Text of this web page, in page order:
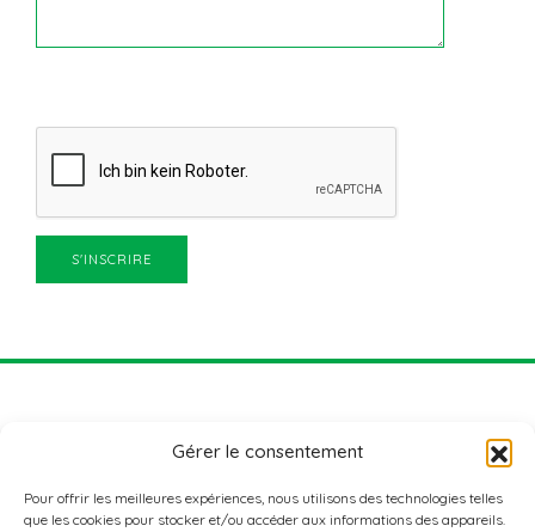
Gérer le consentement
Pour offrir les meilleures expériences, nous utilisons des technologies telles
que les cookies pour stocker et/ou accéder aux informations des appareils.